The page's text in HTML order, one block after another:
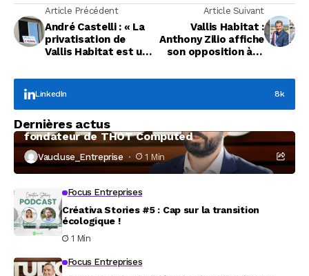
Article Précédent
André Castelli : « La
privatisation de
Vallis Habitat est un
social »
Article Suivant
Vallis Habitat :
Anthony Zilio affiche
son opposition à la
LinkedIn 8k
Dernières actus
À la rencontre de Christophe Coeffier, dirigeant
fondateur de THOT Computed
Vaucluse_Entreprise 1 Min
Focus Entreprises
Créativa Stories #5 : Cap sur la transition
écologique !
1 Min
Focus Entreprises